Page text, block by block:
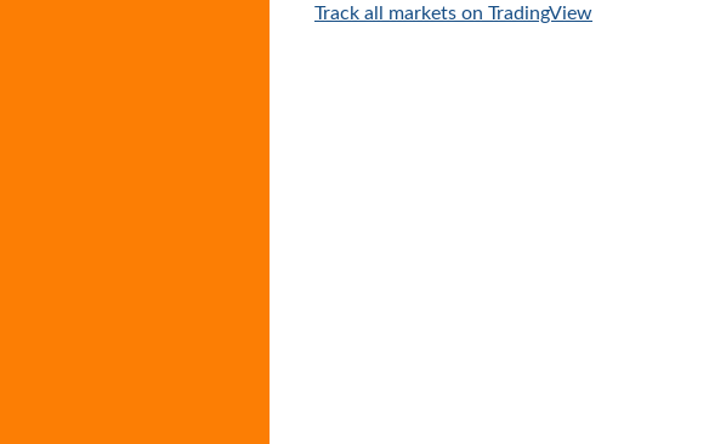
Track all markets on TradingView